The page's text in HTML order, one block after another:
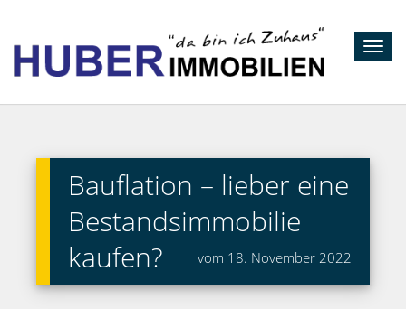
Bauflation – lieber eine
Bestandsimmobilie
kaufen?
vom 18. November 2022